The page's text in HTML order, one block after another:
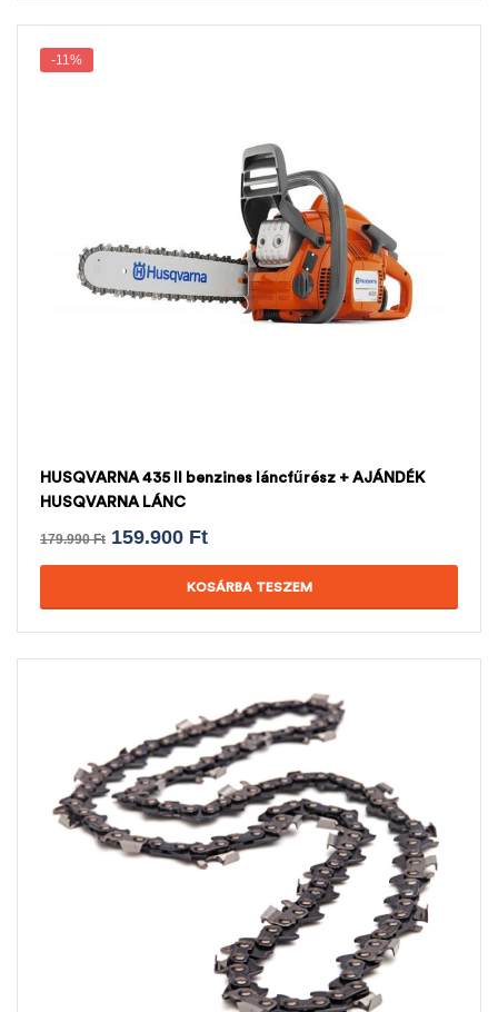
-11%
HUSQVARNA 435 II benzines láncfűrész + AJÁNDÉK
HUSQVARNA LÁNC
179.990Ft 159.900 Ft
KOSÁRBA TESZEM